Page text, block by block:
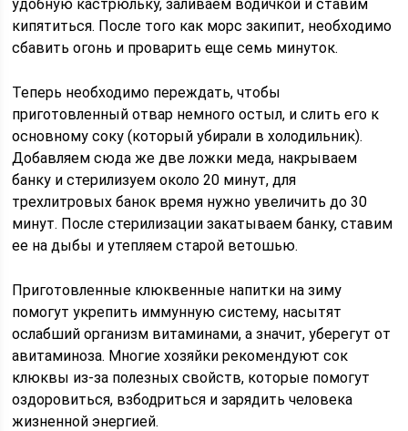
удобную кастрюльку, заливаем водичкой и ставим
кипятиться. После того как морс закипит, необходимо
сбавить огонь и проварить еще семь минуток.
Теперь необходимо переждать, чтобы
приготовленный отвар немного остыл, и слить его к
основному соку (который убирали в холодильник).
Добавляем сюда же две ложки меда, накрываем
банку и стерилизуем около 20 минут, для
трехлитровых банок время нужно увеличить до 30
минут. После стерилизации закатываем банку, ставим
ее на дыбы и утепляем старой ветошью.
Приготовленные клюквенные напитки на зиму
помогут укрепить иммунную систему, насытят
ослабший организм витаминами, а значит, уберегут от
авитаминоза. Многие хозяйки рекомендуют сок
клюквы из-за полезных свойств, которые помогут
оздоровиться, взбодриться и зарядить человека
жизненной энергией.